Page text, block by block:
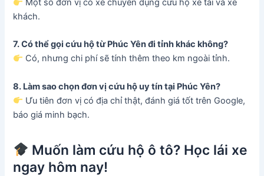
Một số đơn vị có xe chuyên dụng cứu hộ xe tải và xe
khách.
7. Có thể gọi cứu hộ từ Phúc Yên đi tỉnh khác không?
Có, nhưng chi phí sẽ tính thêm theo km ngoài tỉnh.
8. Làm sao chọn đơn vị cứu hộ uy tín tại Phúc Yên?
Ưu tiên đơn vị có địa chỉ thật, đánh giá tốt trên Google,
báo giá minh bạch.
Muốn làm cứu hộ ô tô? Học lái xe
ngay hôm nay!